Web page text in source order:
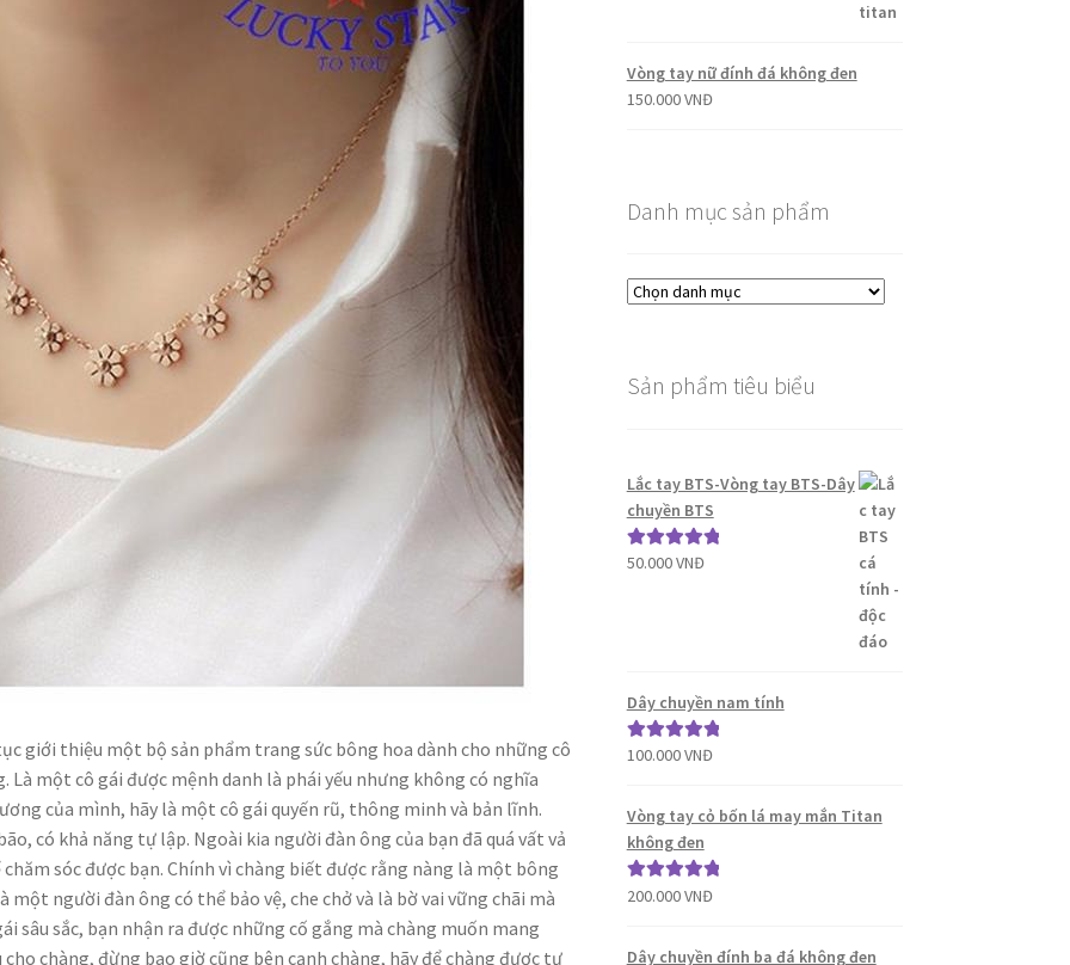
giới thiệu một bộ sản phẩm trang sức bông hoa dành cho những cô
Là một cô gái được mệnh danh là phái yếu nhưng không có nghĩa
của mình, hãy là một cô gái quyến rũ, thông minh và bản lĩnh.
có khả năng tự lập. Ngoài kia người đàn ông của bạn đã quá vất vả
sóc được bạn. Chính vì chàng biết được rằng nàng là một bông
một người đàn ông có thể bảo vệ, che chở và là bờ vai vững chãi mà
sâu sắc, bạn nhận ra được những cố gắng mà chàng muốn mang
chàng, đừng bao giờ cũng bên cạnh chàng, hãy để chàng được tự
Vòng tay nữ đính đá không đen
150.000VNĐ
Danh mục sản phẩm
Sản phẩm tiêu biểu
Lắc tay BTS-Vòng tay BTS-Dây
chuyền BTS
Được xếp
50.000VNĐ
Dây chuyền nam tính
Được xếp
sao
100.000VNĐ
Vòng tay cỏ bốn lá may mắn Titan
không đen
Được xếp
sao
200.000VNĐ
Dây chuyền đính ba đá không đen